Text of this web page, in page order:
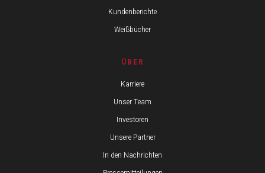
Kundenberichte
Weißbücher
ÜBER
Karriere
Unser Team
Investoren
Unsere Partner
In den Nachrichten